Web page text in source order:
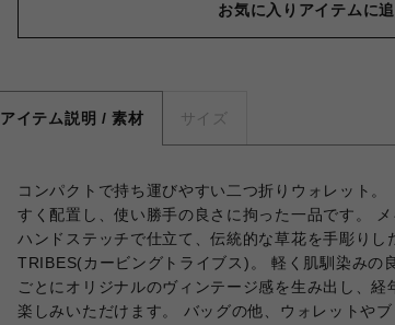
お気に入りアイテムに
アイテム説明 / 素材 サイズ
コンパクトで持ち運びやすい二つ折りウォレット
すく配置し、使い勝手の良さに拘った一品です。
ハンドステッチで仕立て、伝統的な草花を手彫りし
TRIBES(カービングトライブス)。 軽く肌馴染みの
ごとにオリジナルのヴィンテージ感を生み出し、
楽しみいただけます。 バッグの他、ウォレットや